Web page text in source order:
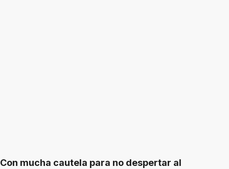
Con mucha cautela para no despertar al